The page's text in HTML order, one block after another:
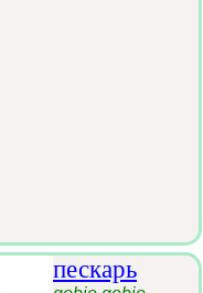
пескарь